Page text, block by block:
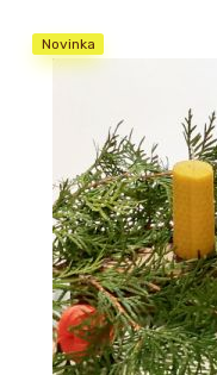
Novinka